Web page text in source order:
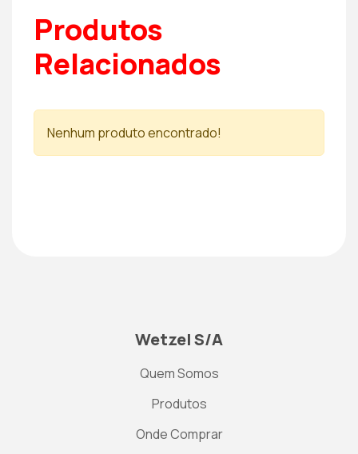
Produtos
Relacionados
Nenhum produto encontrado!
Wetzel S/A
Quem Somos
Produtos
Onde Comprar